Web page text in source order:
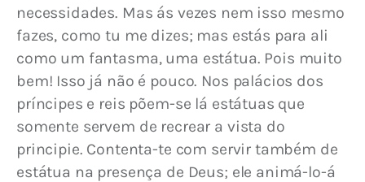
necessidades. Mas ás vezes nem isso mesmo
fazes, como tu me dizes; mas estás para ali
como um fantasma, uma estátua. Pois muito
bem! Isso já não é pouco. Nos palácios dos
príncipes e reis põem-se lá estátuas que
somente servem de recrear a vista do
principie. Contenta-te com servir também de
estátua na presença de Deus; ele animá-lo-á